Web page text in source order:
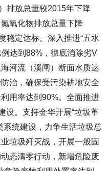
排放总量较2015年下降
氧化物排放总量下降
稳定达标。深入推进“五水
达到88%，彻底消除劣V
河流（溪闸）断面水质达
治，确保受污染耕地安全
用率达到90%。全面推进
设。支持金华开展“垃圾革
系统建设，力争生活垃圾总
垃圾歼灭战，开展一般固
态清零行动，新增危险废